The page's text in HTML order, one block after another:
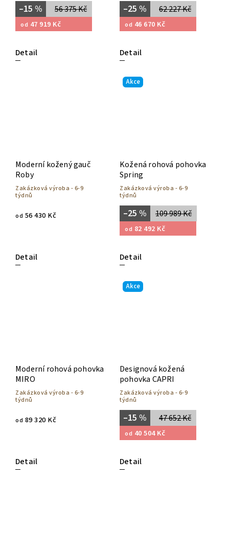
56 375 Kč
–15 %
od 47 919 Kč
Detail
62 227 Kč
–25 %
od 46 670 Kč
Detail
Moderní kožený gauč
Roby
Zakázková výroba - 6-9
týdnů
od 56 430 Kč
Detail
Akce
Kožená rohová pohovka
Spring
Zakázková výroba - 6-9
týdnů
109 989 Kč
–25 %
od 82 492 Kč
Detail
Moderní rohová pohovka
MIRO
Zakázková výroba - 6-9
týdnů
od 89 320 Kč
Detail
Akce
Designová kožená
pohovka CAPRI
Zakázková výroba - 6-9
týdnů
47 652 Kč
–15 %
od 40 504 Kč
Detail